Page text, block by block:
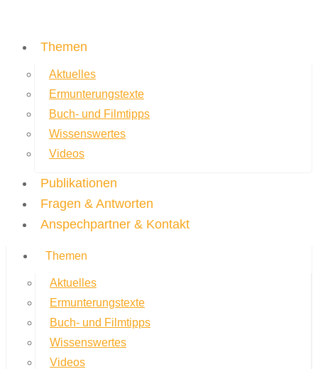
Themen
Aktuelles
Ermunterungstexte
Buch- und Filmtipps
Wissenswertes
Videos
Publikationen
Fragen & Antworten
Anspechpartner & Kontakt
Themen
Aktuelles
Ermunterungstexte
Buch- und Filmtipps
Wissenswertes
Videos